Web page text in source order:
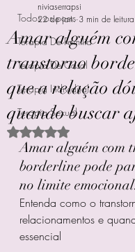
Todos os posts
Terapia De Família
Terapia De Casal
Terapia Individual
Terapia Sexual
Amar alguém
transtorno
que a relação
quando buscar
niviaserrapsi
22 de jan. 3 min de leitura
Avaliado com NaN de
Amar alguém com
borderline pode
no limite emocional.
Entenda como o
relacionamentos e
essencial